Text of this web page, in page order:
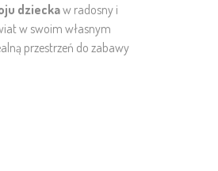
dzieckaw radosny i
w swoim własnym
przestrzeń do zabawy